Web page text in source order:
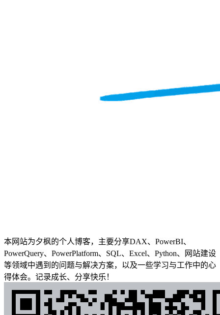
本网站为夕枫的个人博客，主要分享DAX、PowerBI、
PowerQuery、PowerPlatform、SQL、Excel、Python、网站建设
等领域中遇到的问题与解决方案，以及一些学习与工作中的心
得体会。记录成长、分享快乐！